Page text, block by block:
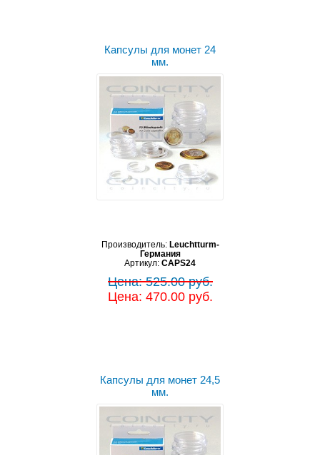
Капсулы для монет 24
мм.
Производитель: Leuchtturm-
Германия
Артикул: CAPS24
Цена: 525.00 руб.
Цена: 470.00 руб.
Капсулы для монет 24,5
мм.